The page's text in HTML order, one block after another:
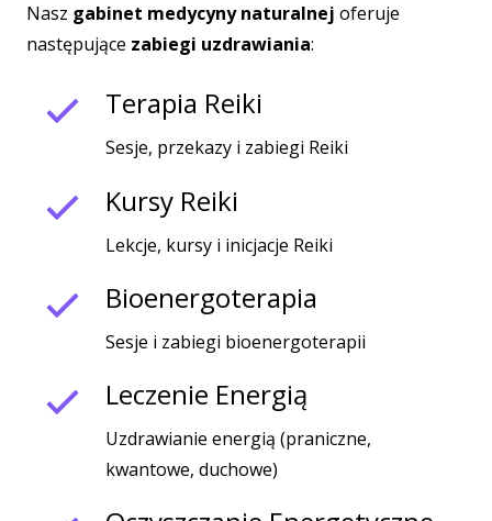
Nasz gabinet medycyny naturalnej oferuje
następujące zabiegi uzdrawiania:
Terapia Reiki
Sesje, przekazy i zabiegi Reiki
Kursy Reiki
Lekcje, kursy i inicjacje Reiki
Bioenergoterapia
Sesje i zabiegi bioenergoterapii
Leczenie Energią
Uzdrawianie energią (praniczne,
kwantowe, duchowe)